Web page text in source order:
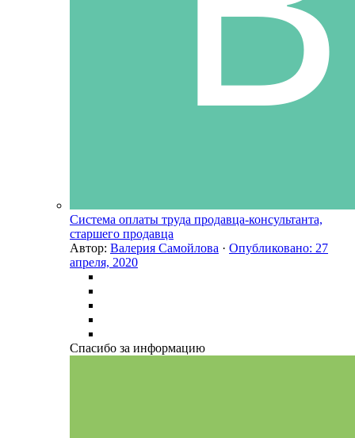
Система оплаты труда продавца-консультанта,
старшего продавца
Автор: Валерия Самойлова · Опубликовано: 27
апреля, 2020
Спасибо за информацию